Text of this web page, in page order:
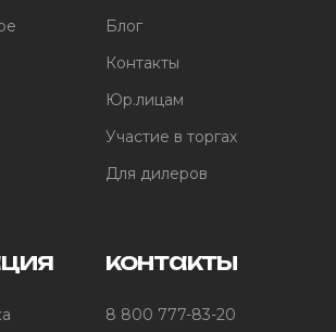
Блог
Контакты
Юр.лицам
Участие в торгах
Для дилеров
контакты
8 800 777-83-20